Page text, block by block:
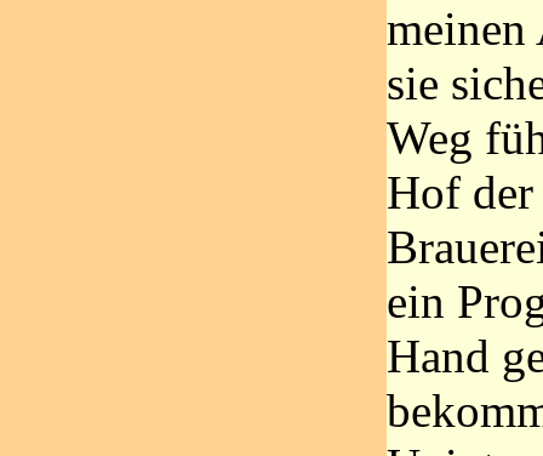
meinen
sie
Weg
Hof
ein
Hand